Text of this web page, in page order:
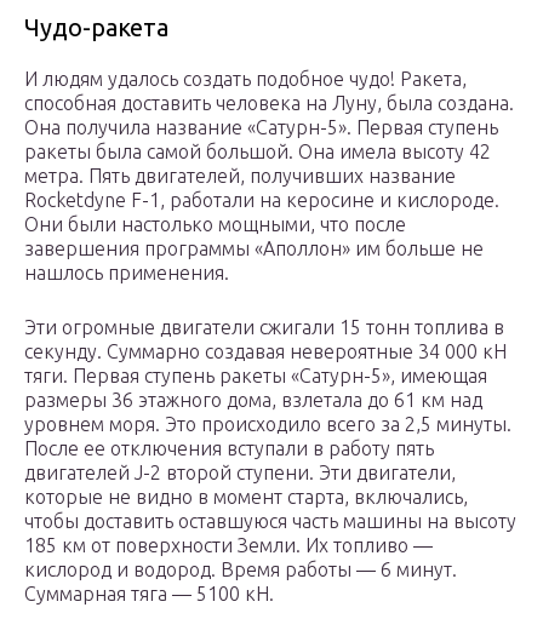
Чудо-ракета
И людям удалось создать подобное чудо! Ракета,
способная доставить человека на Луну, была создана.
Она получила название «Сатурн-5». Первая ступень
ракеты была самой большой. Она имела высоту 42
метра. Пять двигателей, получивших название
Rocketdyne F-1, работали на керосине и кислороде.
Они были настолько мощными, что после
завершения программы «Аполлон» им больше не
нашлось применения.
Эти огромные двигатели сжигали 15 тонн топлива в
секунду. Суммарно создавая невероятные 34 000 кН
тяги. Первая ступень ракеты «Сатурн-5», имеющая
размеры 36 этажного дома, взлетала до 61 км над
уровнем моря. Это происходило всего за 2,5 минуты.
После ее отключения вступали в работу пять
двигателей J-2 второй ступени. Эти двигатели,
которые не видно в момент старта, включались,
чтобы доставить оставшуюся часть машины на высоту
185 км от поверхности Земли. Их топливо —
кислород и водород. Время работы — 6 минут.
Суммарная тяга — 5100 кН.